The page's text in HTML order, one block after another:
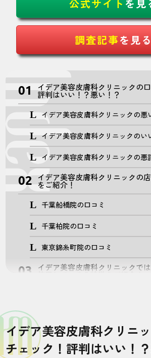
公式サイト を見
調査記事を見る
イデア美容皮膚科クリニックの
評判はいい！？悪い！？
イデア美容皮膚科クリニックの悪
イデア美容皮膚科クリニックのい
イデア美容皮膚科クリニックの悪
イデア美容皮膚科クリニックの
をご紹介！
千葉船橋院の口コミ
千葉柏院の口コミ
東京錦糸町院の口コミ
イデア美容皮膚科クリニックで
ライトシェアデザイア
イデア美容皮膚科クリニ
チェック！評判はいい！